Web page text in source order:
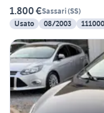
1.800 €Sassari(SS)
Usato
08/2003